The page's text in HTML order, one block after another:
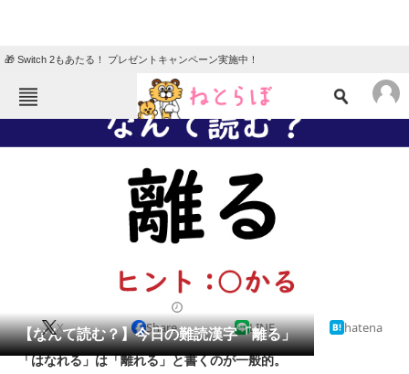
🎁 Switch 2もあたる！ プレゼントキャンペーン実施中！
ねとらぼメニュー
TOP ニュース
クイズ
地域
リサーチ
会員記事
【なんて読む？】今日の難読漢字「離る」
X Share LINE hatena
「はなれる」は「離れる」と書くのが一般的。